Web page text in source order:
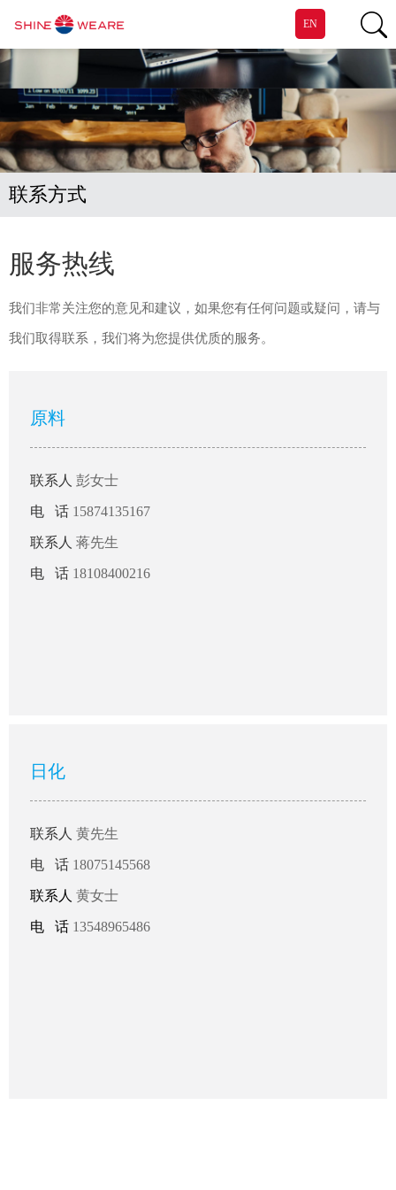
EN
联系方式
服务热线
我们非常关注您的意见和建议，如果您有任何问题或疑问，请与
我们取得联系，我们将为您提供优质的服务。
原料
联系人 彭女士
电 话 15874135167
联系人 蒋先生
电 话 18108400216
日化
联系人 黄先生
电 话 18075145568
联系人 黄女士
电 话 13548965486